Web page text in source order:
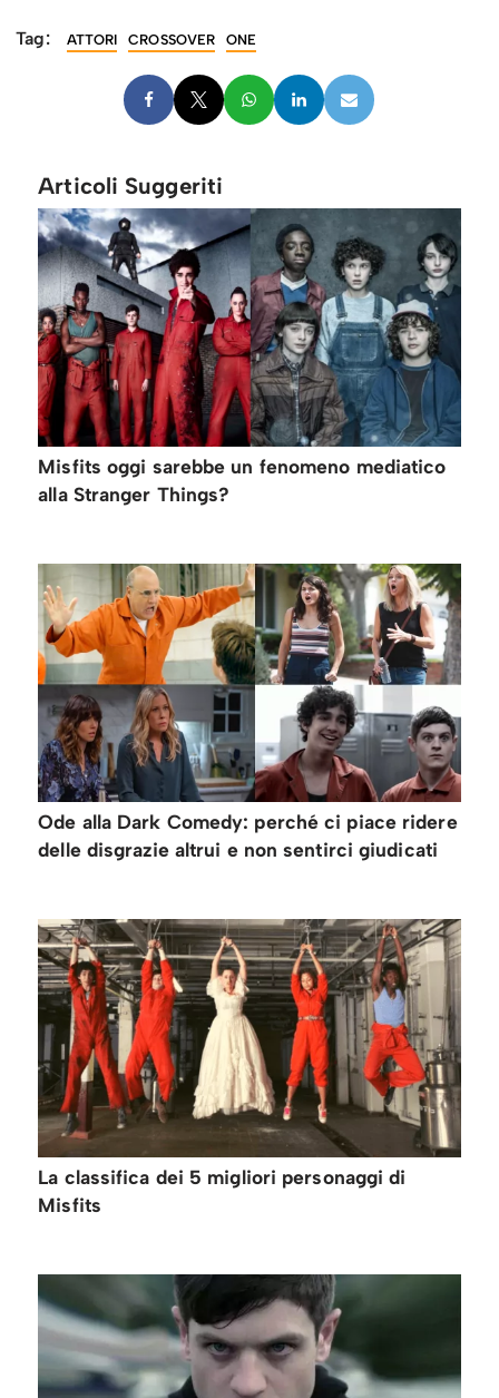
Tag: ATTORI CROSSOVER ONE
Articoli Suggeriti
Misfits oggi sarebbe un fenomeno mediatico
alla Stranger Things?
Ode alla Dark Comedy: perché ci piace ridere
delle disgrazie altrui e non sentirci giudicati
La classifica dei 5 migliori personaggi di
Misfits